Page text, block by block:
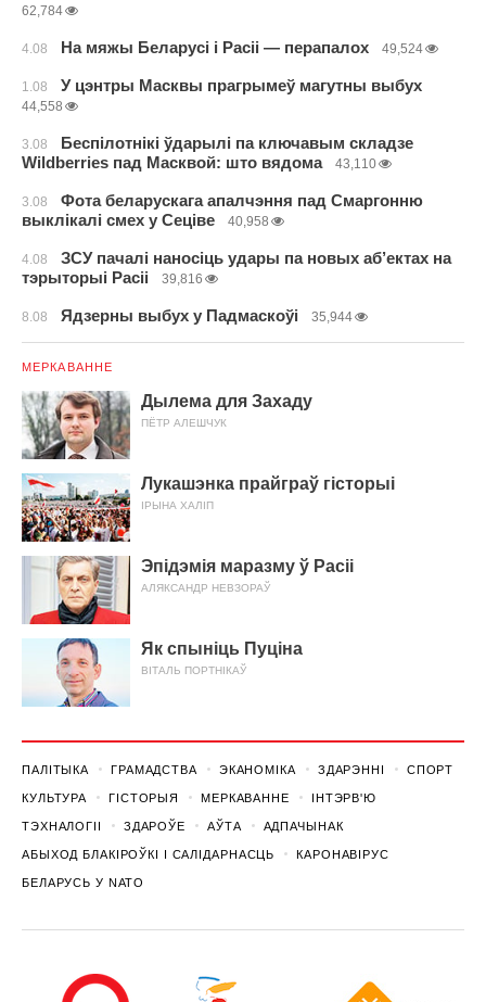
62,784
4.08 На мяжы Беларусі і Расіі — перапалох 49,524
1.08 У цэнтры Масквы прагрымеў магутны выбух
44,558
3.08
Беспілотнікі ўдарылі па ключавым складзе
Wildberries пад Масквой: што вядома
43,110
3.08
Фота беларускага апалчэння пад Смаргонню
выклікалі смех у Сеціве
40,958
4.08
ЗСУ пачалі наносіць удары па новых аб’ектах на
тэрыторыі Расіі
39,816
8.08 Ядзерны выбух у Падмаскоўі 35,944
МЕРКАВАННЕ
Дылема для Захаду
ПЁТР АЛЕШЧУК
Лукашэнка прайграў гісторыі
ІРЫНА ХАЛІП
Эпідэмія маразму ў Расіі
АЛЯКСАНДР НЕВЗОРАЎ
Як спыніць Пуціна
ВІТАЛЬ ПОРТНІКАЎ
ПАЛІТЫКА ГРАМАДСТВА ЭКАНОМІКА ЗДАРЭННI СПОРТ
КУЛЬТУРА ГІСТОРЫЯ МЕРКАВАННЕ ІНТЭРВ'Ю
ТЭХНАЛОГІІ ЗДАРОЎЕ АЎТА АДПАЧЫНАК
АБЫХОД БЛАКІРОЎКІ І САЛІДАРНАСЦЬ КАРОНАВІРУС
БЕЛАРУСЬ У NATO